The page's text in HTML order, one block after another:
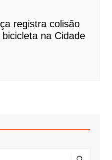
registra colisão
na Cidade